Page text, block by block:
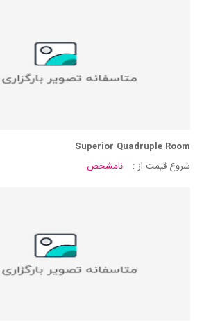
Superior Quadruple Room
شروع قیمت از :
نامشخص